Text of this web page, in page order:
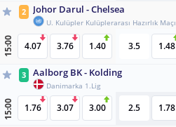
2 Johor Darul - Chelsea
U. Kulüpler Kulüplerarası Hazırlık Maçı
15:00 4.07 3.76 1.40 3.5 1.48
3 Aalborg BK - Kolding
Danimarka 1.Lig
15:00 1.76 3.07 3.00 2.5 1.78